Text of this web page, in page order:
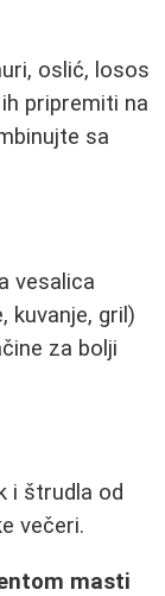
oslić, losos
pripremiti na
sa
vesalica
kuvanje, gril)
za bolji
i štrudla od
večeri.
masti